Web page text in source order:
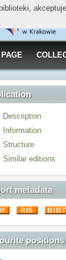
Description
Information
Structure
Similar editions
metadata
positions